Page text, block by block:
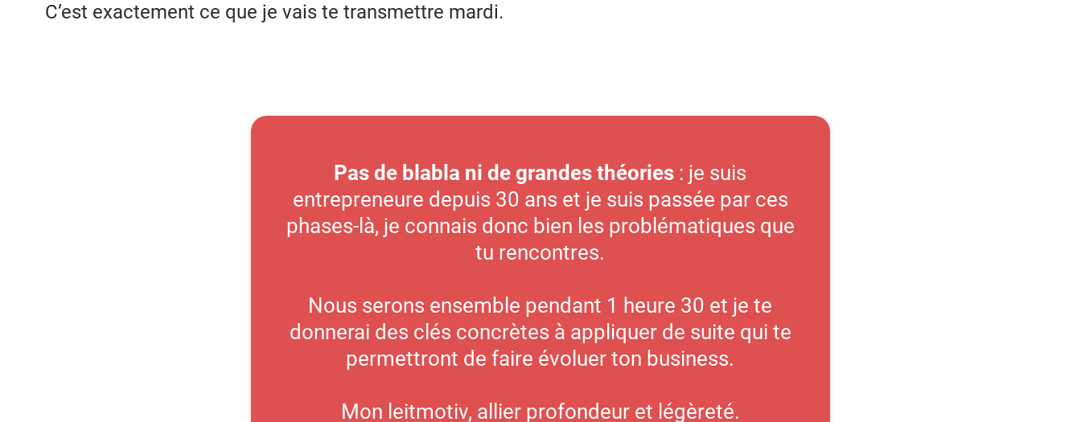
C’est exactement ce que je vais te transmettre mardi.
Pas de blabla ni de grandes théories : je suis
entrepreneure depuis 30 ans et je suis passée par ces
phases-là, je connais donc bien les problématiques que
tu rencontres.
Nous serons ensemble pendant 1 heure 30 et je te
donnerai des clés concrètes à appliquer de suite qui te
permettront de faire évoluer ton business.
Mon leitmotiv, allier profondeur et légèreté.